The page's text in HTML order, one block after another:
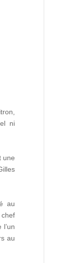
ni
une
au
au